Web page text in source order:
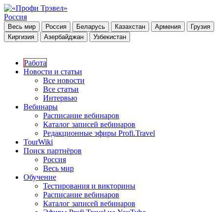
Россия
Весь мир Россия Беларусь Казахстан Армения
Грузия
Киргизия
Азербайджан Узбекистан
Работа
Новости и статьи
Все новости
Все статьи
Интервью
Вебинары
Расписание вебинаров
Каталог записей вебинаров
Редакционные эфиры Profi.Travel
TourWiki
Поиск партнёров
Россия
Весь мир
Обучение
Тестирования и викторины
Расписание вебинаров
Каталог записей вебинаров